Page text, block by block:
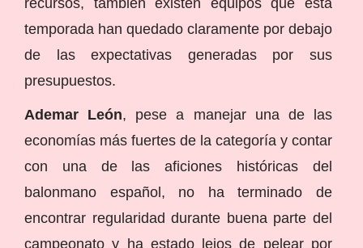
temporada han quedado claramente por debajo
de las expectativas generadas por sus
presupuestos.
Ademar León, pese a manejar una de las
economías más fuertes de la categoría y contar
con una de las aficiones históricas del
balonmano español, no ha terminado de
encontrar regularidad durante buena parte del
campeonato y ha estado lejos de pelear por